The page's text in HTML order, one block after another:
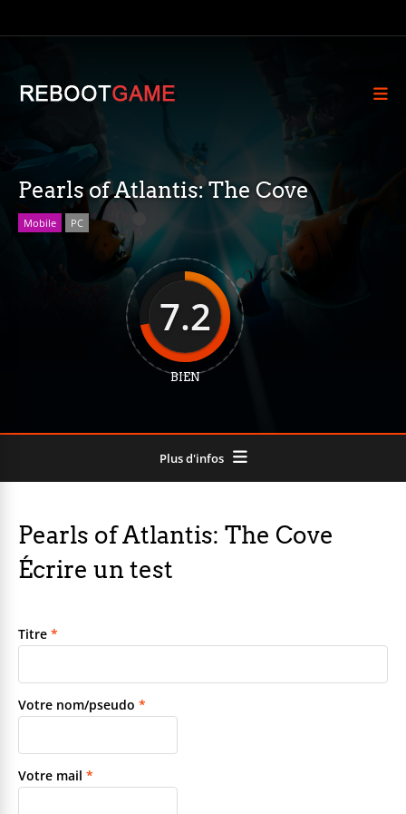
Pearls of Atlantis: The Cove
Mobile PC
7.2
BIEN
Plus d'infos
Pearls of Atlantis: The Cove
Écrire un test
Titre *
Votre nom/pseudo *
Votre mail *